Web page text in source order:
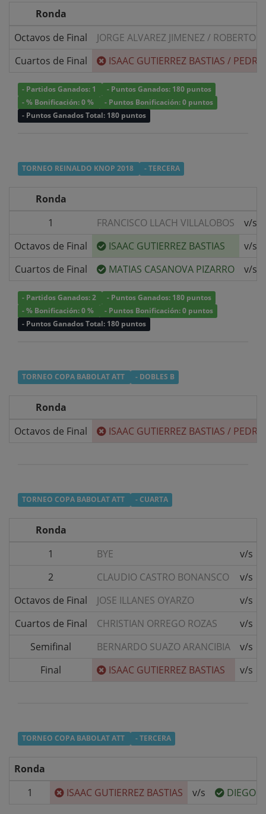
Ronda
Octavos de Final
JORGE ALVAREZ JIMENEZ/ ROBERTO
Cuartos de Final
ISAAC GUTIERREZ BASTIAS /
- Partidos Ganados: 1
- Puntos Ganados: 180 puntos
- % Bonificación: 0 %
- Puntos Bonificación: 0 puntos
- Puntos Ganados Total: 180 puntos
TORNEO REINALDO KNOP 2018 - TERCERA
Ronda
1
FRANCISCO LLACH VILLALOBOS
v/s
Octavos de Final
ISAAC GUTIERREZ BASTIAS
v/s
Cuartos de Final
MATIAS CASANOVA PIZARRO v/s
- Partidos Ganados: 2
- Puntos Ganados: 180 puntos
- % Bonificación: 0 %
- Puntos Bonificación: 0 puntos
- Puntos Ganados Total: 180 puntos
TORNEO COPA BABOLAT ATT - DOBLES B
Ronda
Octavos de Final
ISAAC GUTIERREZ BASTIAS /
TORNEO COPA BABOLAT ATT - CUARTA
Ronda
1
BYE
v/s
2
CLAUDIO CASTRO BONANSCO
v/s
Octavos de Final
JOSE ILLANES OYARZO
v/s
Cuartos de Final
CHRISTIAN ORREGO ROZAS
v/s
Semifinal
BERNARDO SUAZO ARANCIBIA
v/s
Final
ISAAC GUTIERREZ BASTIAS v/s
TORNEO COPA BABOLAT ATT - TERCERA
Ronda
1
ISAAC GUTIERREZ BASTIAS v/s DIEGO